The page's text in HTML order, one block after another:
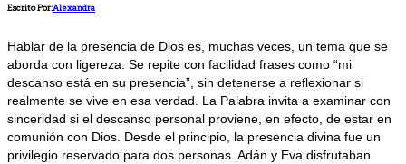
Escrito Por:Alexandra
Hablar de la presencia de Dios es, muchas veces, un tema que se
aborda con ligereza. Se repite con facilidad frases como “mi
descanso está en su presencia”, sin detenerse a reflexionar si
realmente se vive en esa verdad. La Palabra invita a examinar con
sinceridad si el descanso personal proviene, en efecto, de estar en
comunión con Dios. Desde el principio, la presencia divina fue un
privilegio reservado para dos personas. Adán y Eva disfrutaban